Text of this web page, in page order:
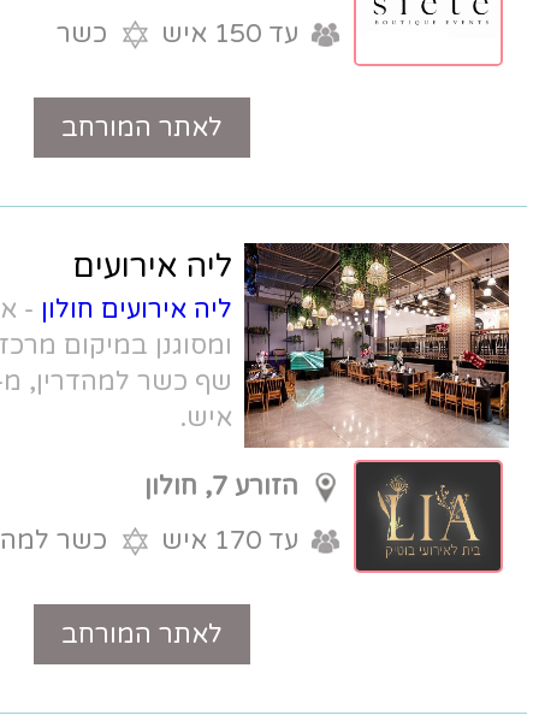
כשר
טלפון
ליה אירועים
ליה אירועים חולון- אולם בוטיק יפהפה
ומסוגנן במיקום מרכזי עם חניה, תפריט
שף כשר למהדרין, מ- 60 איש עד 170
איש.
הזורע 7, חולון
כשר למהדרין
טלפון